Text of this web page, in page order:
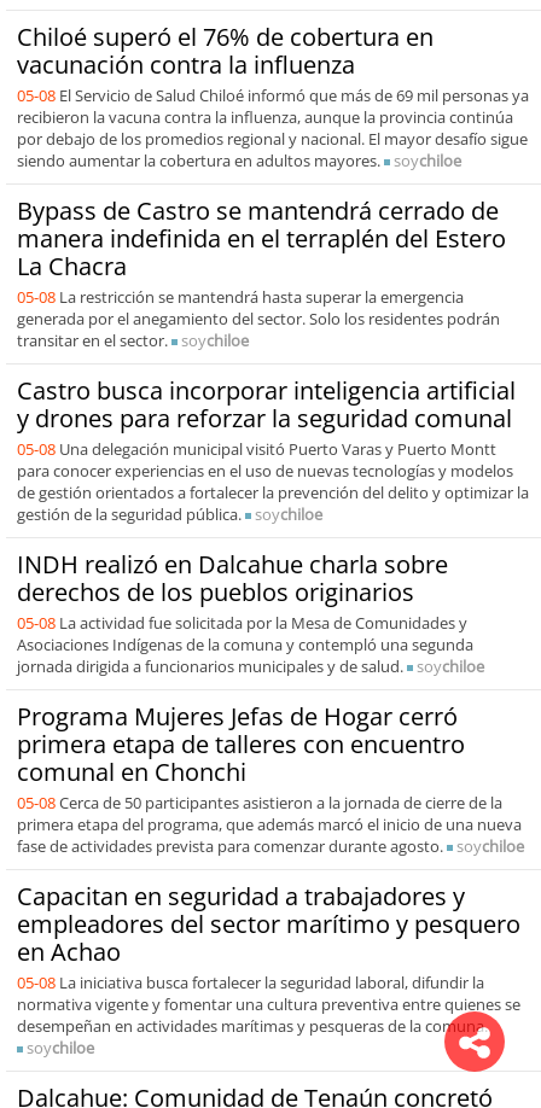
Chiloé superó el 76% de cobertura en
vacunación contra la influenza
05-08 El Servicio de Salud Chiloé informó que más de 69 mil personas ya
recibieron la vacuna contra la influenza, aunque la provincia continúa
por debajo de los promedios regional y nacional. El mayor desafío sigue
siendo aumentar la cobertura en adultos mayores.
soychiloe
Bypass de Castro se mantendrá cerrado de
manera indefinida en el terraplén del Estero
La Chacra
05-08 La restricción se mantendrá hasta superar la emergencia
generada por el anegamiento del sector. Solo los residentes podrán
transitar en el sector.
soychiloe
Castro busca incorporar inteligencia artificial
y drones para reforzar la seguridad comunal
05-08 Una delegación municipal visitó Puerto Varas y Puerto Montt
para conocer experiencias en el uso de nuevas tecnologías y modelos
de gestión orientados a fortalecer la prevención del delito y optimizar la
gestión de la seguridad pública.
soychiloe
INDH realizó en Dalcahue charla sobre
derechos de los pueblos originarios
05-08 La actividad fue solicitada por la Mesa de Comunidades y
Asociaciones Indígenas de la comuna y contempló una segunda
jornada dirigida a funcionarios municipales y de salud.
soychiloe
Programa Mujeres Jefas de Hogar cerró
primera etapa de talleres con encuentro
comunal en Chonchi
05-08Cerca de 50 participantes asistieron a la jornada de cierre de la
primera etapa del programa, que además marcó el inicio de una nueva
fase de actividades prevista para comenzar durante agosto.
soychiloe
Capacitan en seguridad a trabajadores y
empleadores del sector marítimo y pesquero
en Achao
05-08 La iniciativa busca fortalecer la seguridad laboral, difundir la
normativa vigente y fomentar una cultura preventiva entre quienes se
desempeñan en actividades marítimas y pesqueras de la comuna.
soychiloe
Dalcahue: Comunidad de Tenaún concretó